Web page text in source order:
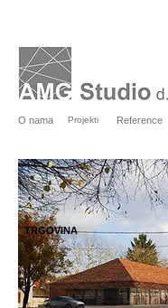
O nama Projekti Reference
TRGOVINA